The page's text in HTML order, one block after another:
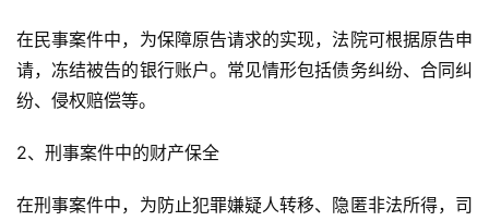
在民事案件中，为保障原告请求的实现，法院可根据原告申
请，冻结被告的银行账户。常见情形包括债务纠纷、合同纠
纷、侵权赔偿等。
2、刑事案件中的财产保全
在刑事案件中，为防止犯罪嫌疑人转移、隐匿非法所得，司